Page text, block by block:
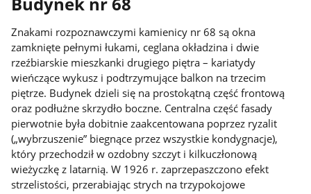
Znakami rozpoznawczymi kamienicy nr 68 są okna
zamknięte pełnymi łukami, ceglana okładzina i dwie
rzeźbiarskie mieszkanki drugiego piętra – kariatydy
wieńczące wykusz i podtrzymujące balkon na trzecim
piętrze. Budynek dzieli się na prostokątną część frontową
oraz podłużne skrzydło boczne. Centralna część fasady
pierwotnie była dobitnie zaakcentowana poprzez ryzalit
(„wybrzuszenie” biegnące przez wszystkie kondygnacje),
który przechodził w ozdobny szczyt i kilkuczłonową
wieżyczkę z latarnią. W 1926 r. zaprzepaszczono efekt
strzelistości, przerabiając strych na trzypokojowe